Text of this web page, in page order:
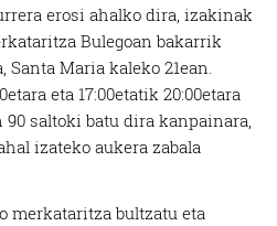
erosi ahalko dira, izakinak
Bulegoan bakarrik
Maria kaleko 21ean.
eta 17:00etatik 20:00etara
90 saltoki batu dira kanpainara,
izateko aukera zabala
merkataritza bultzatu eta